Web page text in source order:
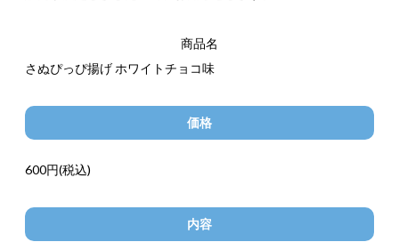
商品名
さぬぴっぴ揚げ ホワイトチョコ味
価格
600円(税込)
内容